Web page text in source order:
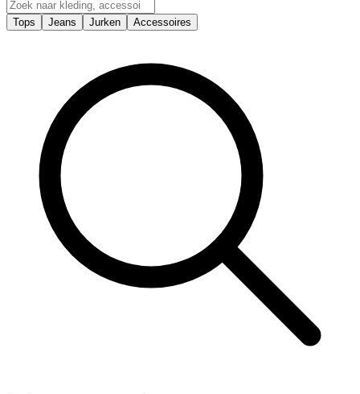
Tops Jeans Jurken Accessoires